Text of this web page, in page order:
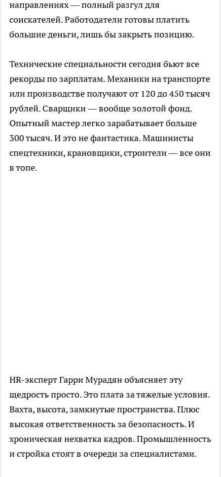
направлениях — полный разгул для
соискателей. Работодатели готовы платить
большие деньги, лишь бы закрыть позицию.
Технические специальности сегодня бьют все
рекорды по зарплатам. Механики на транспорте
или производстве получают от 120 до 450 тысяч
рублей. Сварщики — вообще золотой фонд.
Опытный мастер легко зарабатывает больше
300 тысяч. И это не фантастика. Машинисты
спецтехники, крановщики, строители — все они
в топе.
HR-эксперт Гарри Мурадян объясняет эту
щедрость просто. Это плата за тяжелые условия.
Вахта, высота, замкнутые пространства. Плюс
высокая ответственность за безопасность. И
хроническая нехватка кадров. Промышленность
и стройка стоят в очереди за специалистами.